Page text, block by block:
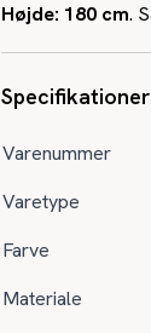
Højde: 180 cm.
Specifikationer
Varenummer
Varetype
Farve
Materiale